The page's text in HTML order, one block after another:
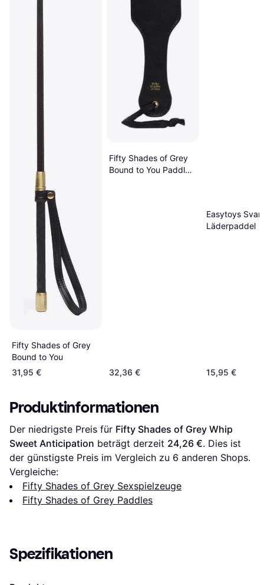
Fifty Shades of Grey
Bound to You
31,95 €
Fifty Shades of Grey
Bound to You Paddle
32,36 €
Easytoys Svart
Läderpaddel
15,95 €
Produktinformationen
Der niedrigste Preis für Fifty Shades of Grey Whip
Sweet Anticipation beträgt derzeit 24,26 €. Dies ist
der günstigste Preis im Vergleich zu 6 anderen Shops.
Vergleiche:
Fifty Shades of Grey Sexspielzeuge
Fifty Shades of Grey Paddles
Spezifikationen